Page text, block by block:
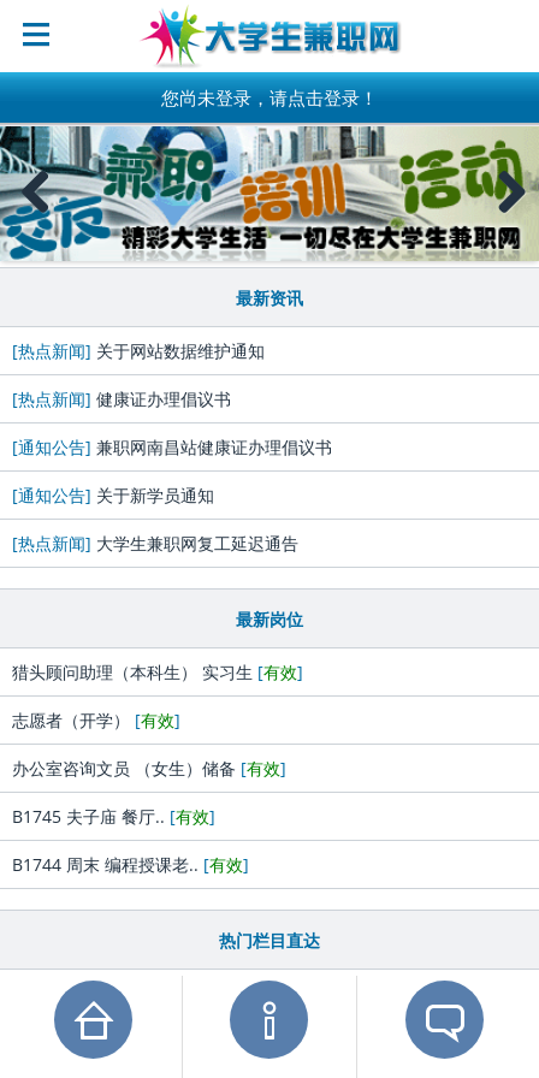
您尚未登录，请点击登录！
Previous Next
最新资讯
[热点新闻] 关于网站数据维护通知
[热点新闻] 健康证办理倡议书
[通知公告] 兼职网南昌站健康证办理倡议书
[通知公告] 关于新学员通知
[热点新闻] 大学生兼职网复工延迟通告
最新岗位
猎头顾问助理（本科生） 实习生 [有效]
志愿者（开学） [有效]
办公室咨询文员 （女生）储备 [有效]
B1745 夫子庙 餐厅.. [有效]
B1744 周末 编程授课老.. [有效]
热门栏目直达